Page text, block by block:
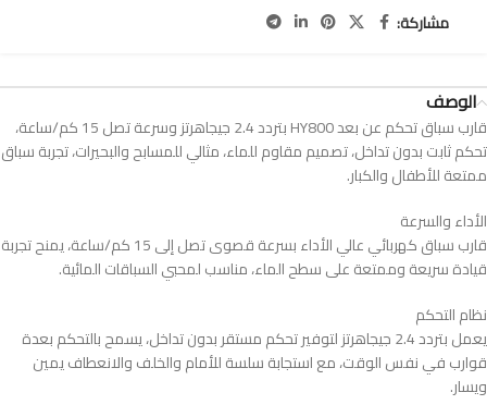
مشاركة:
الوصف
‎قارب سباق تحكم عن بعد HY800 بتردد 2.4 جيجاهرتز وسرعة تصل 15 كم/ساعة،
تحكم ثابت بدون تداخل، تصميم مقاوم للماء، مثالي للمسابح والبحيرات، تجربة سباق
ممتعة للأطفال والكبار.
قارب سباق كهربائي عالي الأداء بسرعة قصوى تصل إلى 15 كم/ساعة، يمنح تجربة
قيادة سريعة وممتعة على سطح الماء، مناسب لمحبي السباقات المائية.
نظام التحكم
يعمل بتردد 2.4 جيجاهرتز لتوفير تحكم مستقر بدون تداخل، يسمح بالتحكم بعدة
قوارب في نفس الوقت، مع استجابة سلسة للأمام والخلف والانعطاف يمين
ويسار.